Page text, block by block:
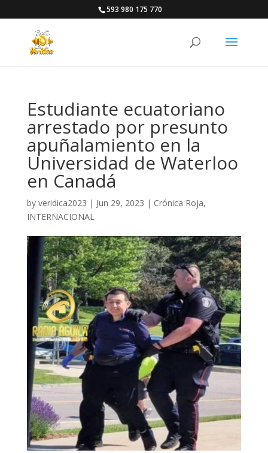
593 980 175 770
Estudiante ecuatoriano
arrestado por presunto
apuñalamiento en la
Universidad de Waterloo
en Canadá
by veridica2023 | Jun 29, 2023 | Crónica Roja,
INTERNACIONAL